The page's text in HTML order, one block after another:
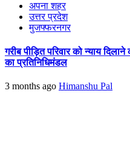
अपना शहर
उत्तर प्रदेश
मुजफ्फरनगर
गरीब पीड़ित परिवार को न्याय
का प्रतिनिधिमंडल
3 months ago Himanshu Pal